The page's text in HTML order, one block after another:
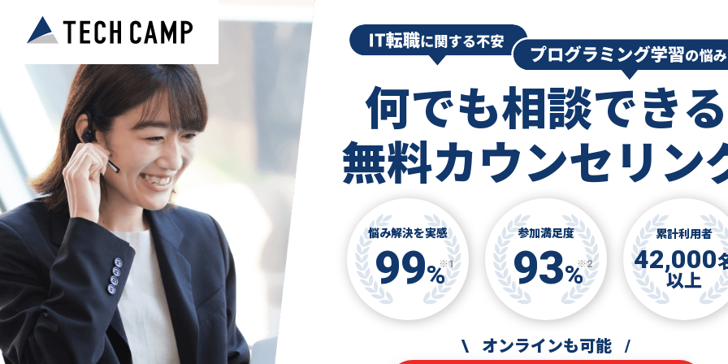
何でも相談できる
無料カウンセリン
悩み解決を実感
99%※1
参加満足度
93%※2
累計利用者
42,000
以上
\ オンラインも可能 /